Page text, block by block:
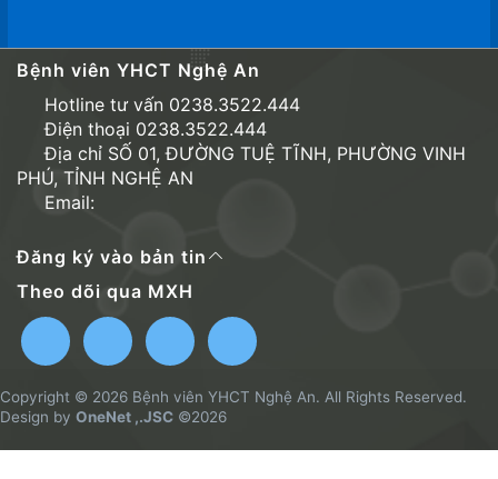
Bệnh viên YHCT Nghệ An
Hotline tư vấn 0238.3522.444
Điện thoại 0238.3522.444
Địa chỉ SỐ 01, ĐƯỜNG TUỆ TĨNH, PHƯỜNG VINH
PHÚ, TỈNH NGHỆ AN
Email:
Đăng ký vào bản tin
Theo dõi qua MXH
Copyright © 2026 Bệnh viên YHCT Nghệ An. All Rights Reserved.
Design by OneNet ,.JSC ©2026